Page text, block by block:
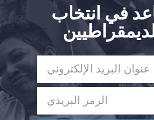
في انتخاب